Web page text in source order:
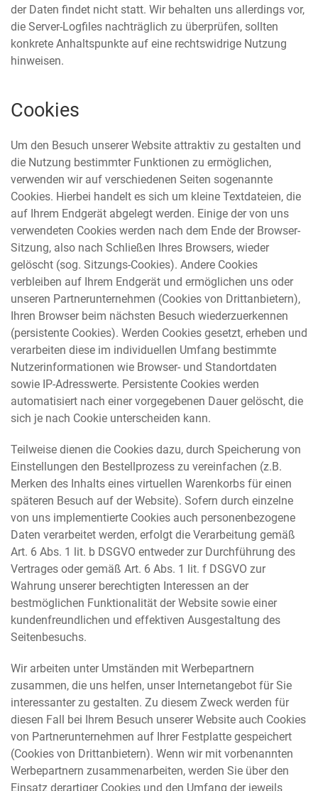
der Daten findet nicht statt. Wir behalten uns allerdings vor,
die Server-Logfiles nachträglich zu überprüfen, sollten
konkrete Anhaltspunkte auf eine rechtswidrige Nutzung
hinweisen.
Cookies
Um den Besuch unserer Website attraktiv zu gestalten und
die Nutzung bestimmter Funktionen zu ermöglichen,
verwenden wir auf verschiedenen Seiten sogenannte
Cookies. Hierbei handelt es sich um kleine Textdateien, die
auf Ihrem Endgerät abgelegt werden. Einige der von uns
verwendeten Cookies werden nach dem Ende der Browser-
Sitzung, also nach Schließen Ihres Browsers, wieder
gelöscht (sog. Sitzungs-Cookies). Andere Cookies
verbleiben auf Ihrem Endgerät und ermöglichen uns oder
unseren Partnerunternehmen (Cookies von Drittanbietern),
Ihren Browser beim nächsten Besuch wiederzuerkennen
(persistente Cookies). Werden Cookies gesetzt, erheben und
verarbeiten diese im individuellen Umfang bestimmte
Nutzerinformationen wie Browser- und Standortdaten
sowie IP-Adresswerte. Persistente Cookies werden
automatisiert nach einer vorgegebenen Dauer gelöscht, die
sich je nach Cookie unterscheiden kann.
Teilweise dienen die Cookies dazu, durch Speicherung von
Einstellungen den Bestellprozess zu vereinfachen (z.B.
Merken des Inhalts eines virtuellen Warenkorbs für einen
späteren Besuch auf der Website). Sofern durch einzelne
von uns implementierte Cookies auch personenbezogene
Daten verarbeitet werden, erfolgt die Verarbeitung gemäß
Art. 6 Abs. 1 lit. b DSGVO entweder zur Durchführung des
Vertrages oder gemäß Art. 6 Abs. 1 lit. f DSGVO zur
Wahrung unserer berechtigten Interessen an der
bestmöglichen Funktionalität der Website sowie einer
kundenfreundlichen und effektiven Ausgestaltung des
Seitenbesuchs.
Wir arbeiten unter Umständen mit Werbepartnern
zusammen, die uns helfen, unser Internetangebot für Sie
interessanter zu gestalten. Zu diesem Zweck werden für
diesen Fall bei Ihrem Besuch unserer Website auch Cookies
von Partnerunternehmen auf Ihrer Festplatte gespeichert
(Cookies von Drittanbietern). Wenn wir mit vorbenannten
Werbepartnern zusammenarbeiten, werden Sie über den
Einsatz derartiger Cookies und den Umfang der jeweils